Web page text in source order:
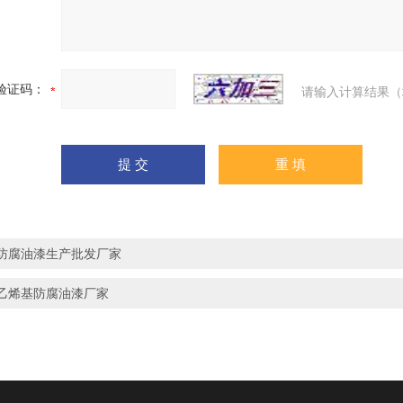
证码： 请输入计算结果
腐油漆生产批发厂家
烯基防腐油漆厂家